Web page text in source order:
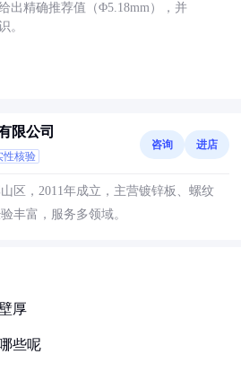
出精确推荐值（Φ5.18mm），并
。
限公司
性核验
咨询 进店
区，2011年成立，主营镀锌板、螺纹
丰富，服务多领域。
厚
些呢